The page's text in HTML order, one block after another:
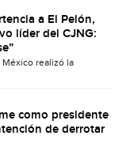
a El Pelón,
líder del CJNG:
realizó la
como presidente
de derrotar